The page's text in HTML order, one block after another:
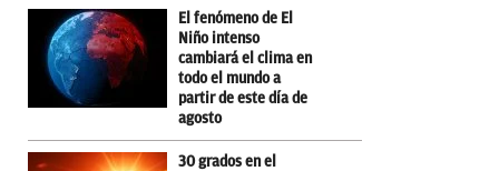
El fenómeno de El
Niño intenso
cambiará el clima en
todo el mundo a
partir de este día de
agosto
30 grados en el